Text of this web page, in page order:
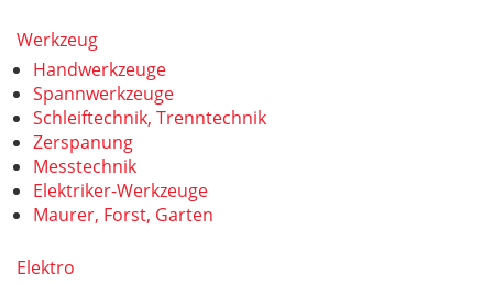
Werkzeug
Handwerkzeuge
Spannwerkzeuge
Schleiftechnik, Trenntechnik
Zerspanung
Messtechnik
Elektriker-Werkzeuge
Maurer, Forst, Garten
Elektro